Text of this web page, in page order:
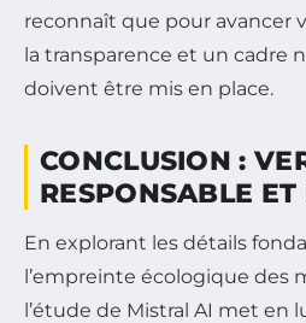
reconnaît que pour avancer
la transparence et un cadre
doivent être mis en place.
CONCLUSION :
RESPONSABLE
En explorant les détails
l’empreinte écologique des
l’étude de Mistral AI met en